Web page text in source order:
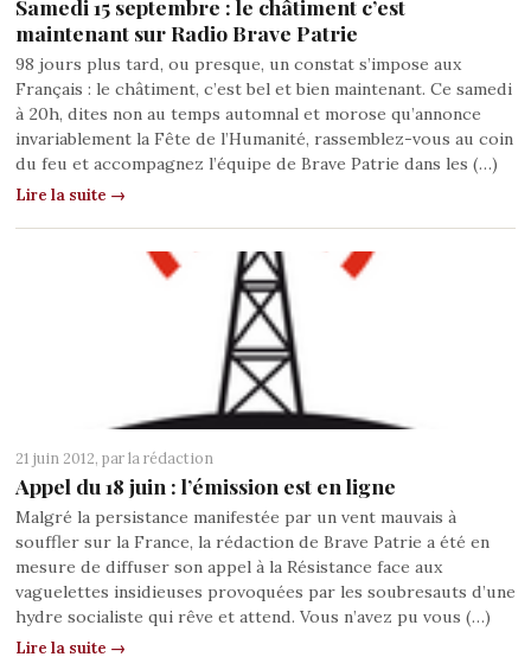
Samedi 15 septembre : le châtiment c’est
maintenant sur Radio Brave Patrie
98 jours plus tard, ou presque, un constat s’impose aux
Français : le châtiment, c’est bel et bien maintenant. Ce samedi
à 20h, dites non au temps automnal et morose qu’annonce
invariablement la Fête de l’Humanité, rassemblez-vous au coin
du feu et accompagnez l’équipe de Brave Patrie dans les (…)
Lire la suite →
21 juin 2012, parla rédaction
Appel du 18 juin : l’émission est en ligne
Malgré la persistance manifestée par un vent mauvais à
souffler sur la France, la rédaction de Brave Patrie a été en
mesure de diffuser son appel à la Résistance face aux
vaguelettes insidieuses provoquées par les soubresauts d’une
hydre socialiste qui rêve et attend. Vous n’avez pu vous (…)
Lire la suite →